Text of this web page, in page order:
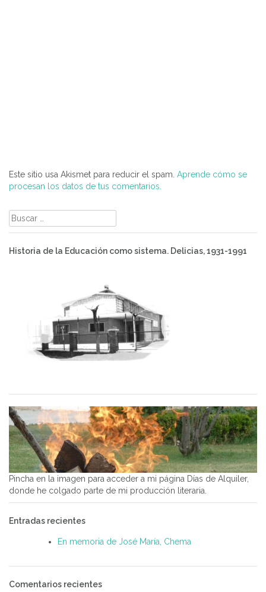
Este sitio usa Akismet para reducir el spam. Aprende cómo se
procesan los datos de tus comentarios.
Buscar:
Historia de la Educación como sistema. Delicias, 1931-1991
Pincha en la imagen para acceder a mi página Días de Alquiler,
donde he colgado parte de mi producción literaria.
Entradas recientes
En memoria de José María, Chema
Comentarios recientes